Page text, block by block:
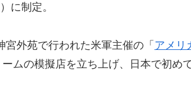
に制定。
外苑で行われた米軍主催の「 アメリ
ムの模擬店を立ち上げ、日本で初め